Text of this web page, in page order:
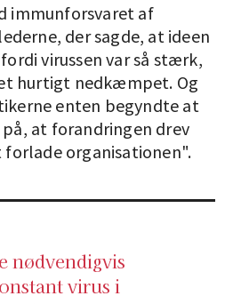
immunforsvaret af
der sagde, at ideen
virussen var så stærk,
hurtigt nedkæmpet. Og
enten begyndte at
at forandringen drev
organisationen".
nødvendigvis
virus i